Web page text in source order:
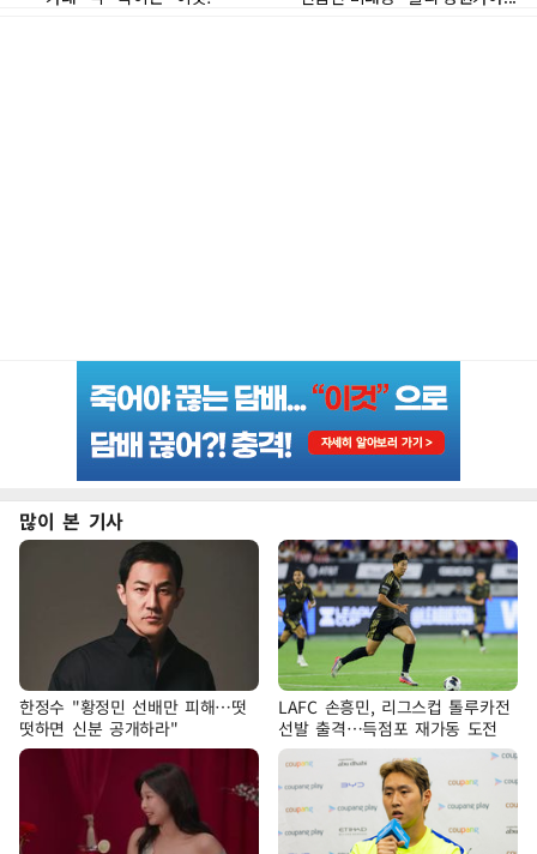
많이 본 기사
한정수 "황정민 선배만 피해…떳
떳하면 신분 공개하라"
LAFC 손흥민, 리그스컵 톨루카전
선발 출격…득점포 재가동 도전